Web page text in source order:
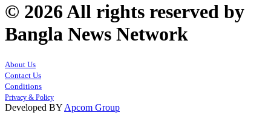
© 2026 All rights reserved by
Bangla News Network
About Us
Contact Us
Conditions
Privacy & Policy
Developed BY Apcom Group